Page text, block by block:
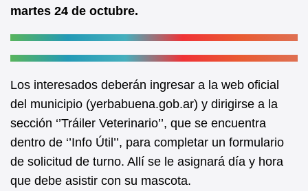
martes 24 de octubre.
Los interesados deberán ingresar a la web oficial
del municipio (yerbabuena.gob.ar) y dirigirse a la
sección ‘’Tráiler Veterinario’’, que se encuentra
dentro de ‘’Info Útil’’, para completar un formulario
de solicitud de turno. Allí se le asignará día y hora
que debe asistir con su mascota.